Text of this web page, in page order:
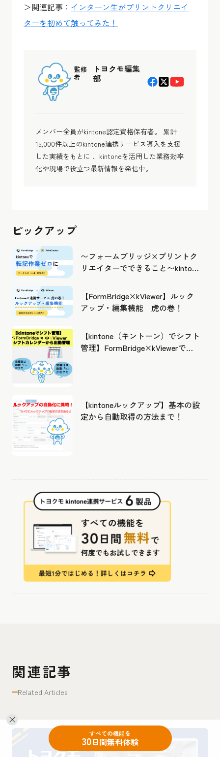
＞関連記事： インターン生がプリントクリエイ
ターを初めて触ってみた！
監修
者
トヨクモ編集
部
メンバー全員がkintone認定資格保有者。 累計
15,000件以上のkintone連携サービス導入を支援
した実績をもとに 、kintoneを活用した業務効率
化や現場で役立つ最新情報を発信中。
ピックアップ
〜フォームブリッジ×プリントク
リエイターでできること〜kintone
【FormBridge×kViewer】ルック
アップ・編集機能 虎の巻！
【kintone（キントーン）でシフト
管理】FormBridge×kViewerで作
【kintoneルックアップ】基本の設
定から自動取得の方法まで！
関連記事
Related Articles
すべての機能を
30日間無料体験